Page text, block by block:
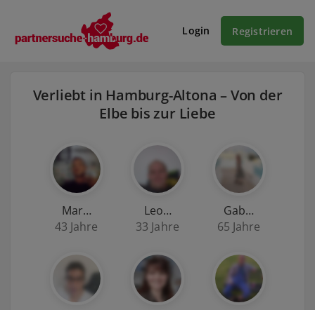
Login Registrieren
Verliebt in Hamburg-Altona – Von der
Elbe bis zur Liebe
Mar…
43 Jahre
Leo…
33 Jahre
Gab…
65 Jahre